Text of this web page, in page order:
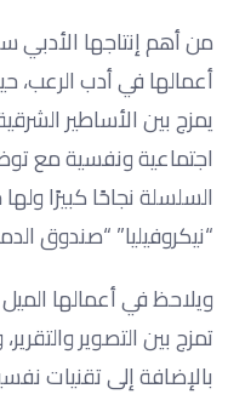
من أهم إنتاجها الأدبي
أعمالها في أدب الرعب،
يمزج بين الأساطير
اجتماعية ونفسية مع
السلسلة نجاحًا كبيرًا
“نيكروفيليا” “صندوق
ويلاحظ في أعمالها
تمزج بين التصوير
بالإضافة إلى تقنيات